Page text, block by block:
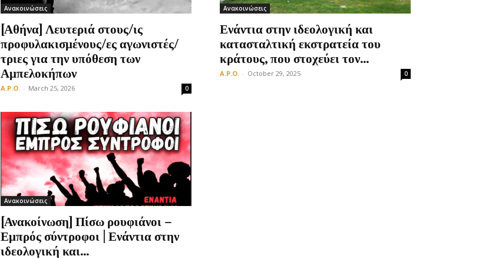
Οργάνωση
Ανακοινώσεις
[Αθήνα] Λευτεριά στους/ις
προφυλακισμένους/ες αγωνιστές/
τριες για την υπόθεση των
Αμπελοκήπων
A.P.O. - March 25, 2026 0
Ανακοινώσεις
Ενάντια στην ιδεολογική και
κατασταλτική εκστρατεία του
κράτους, που στοχεύει τον...
A.P.O. - October 29, 2025 0
Ανακοινώσεις
[Ανακοίνωση] Πίσω ρουφιάνοι –
Εμπρός σύντροφοι | Ενάντια στην
ιδεολογική και...